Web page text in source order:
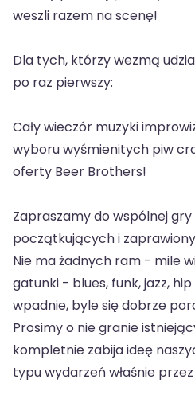
weszli razem na scenę!
Dla tych, którzy wezmą
po raz pierwszy:
Cały wieczór muzyki
wyboru wyśmienitych piw
oferty Beer Brothers!
Zapraszamy do wspólnej
początkujących i
Nie ma żadnych ram - mile
gatunki - blues, funk, jazz,
wpadnie, byle się dobrze
Prosimy o nie granie
kompletnie zabija ideę
typu wydarzeń właśnie